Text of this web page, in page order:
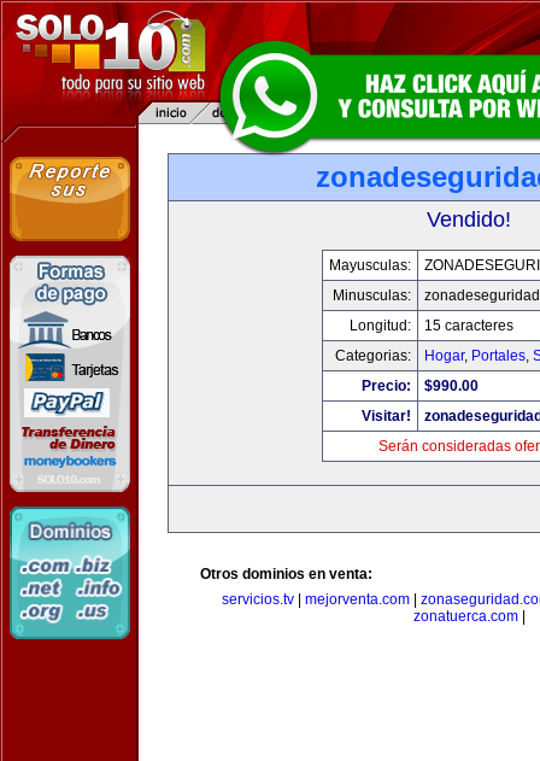
Vendido!
Mayusculas:
Minusculas:
Longitud:
15 caracteres
Categorias:
Hogar, Portales,
Precio:
$990.00
Visitar!
Serán consideradas
Otros dominios en venta:
servicios.tv| mejorventa.com|
zonatuerca.com|